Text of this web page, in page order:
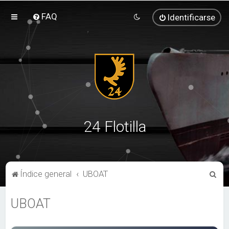
FAQ Identificarse
24 Flotilla
Índice general UBOAT
UBOAT